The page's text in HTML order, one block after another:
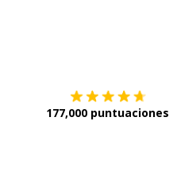
177,000 puntuaciones